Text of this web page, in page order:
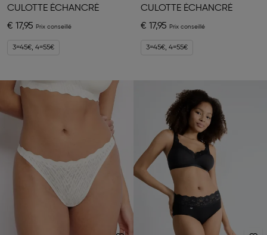
CULOTTE ÉCHANCRÉ
€ 17,95
3=45€, 4=55€
CULOTTE ÉCHANCRÉ
€ 17,95
3=45€, 4=55€